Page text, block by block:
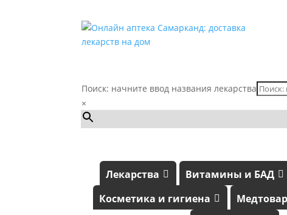
Поиск: начните ввод названия лекарства
×
Лекарства Витамины и БАД
Косметика и гигиена